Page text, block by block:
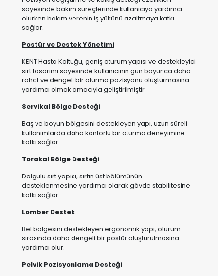
KENT Hasta Koltuğu, geniş oturum yapısı ve destekleyici
sırt tasarımı sayesinde kullanıcının gün boyunca daha
yardımcı olmak amacıyla geliştirilmiştir.
Servikal Bölge Desteği
Baş ve boyun bölgesini destekleyen yapı, uzun süreli
kullanımlarda daha konforlu bir oturma deneyimine
Dolgulu sırt yapısı, sırtın üst bölümünün
desteklenmesine yardımcı olarak gövde stabilitesine
Bel bölgesini destekleyen ergonomik yapı, oturum
sırasında daha dengeli bir postür oluşturulmasına
Geniş oturum yüzeyi pelvis bölgesinin dengeli
konumlanmasına yardımcı olarak daha stabil bir